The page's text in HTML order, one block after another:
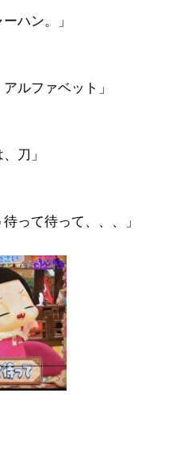
ハン。」
ルファベット」
刀」
って待って、、、」